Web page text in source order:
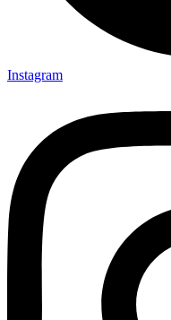
Instagram